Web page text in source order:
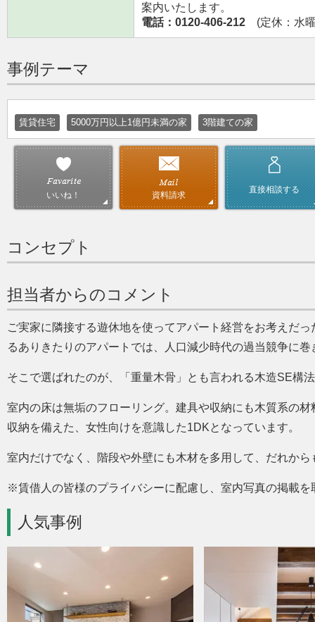
案内いたします。
電話：0120-406-212 (定休：水
事例テーマ
賃貸住宅 5000万円以上1億円未満の家 3階建ての家
いいね！ 資料請求
直接相談する
コンセプト
担当者からのコメント
ご実家に隣接する遊休地を使ってアパート経営をお考えだ
るありきたりのアパートでは、人口減少時代の過当競争に
そこで選ばれたのが、 重量木骨 とも言われる木造SE構
室内の床は無垢のフローリング。建具や収納にも木質系の
収納を備えた、女性向けを意識した1DKとなっています。
室内だけでなく、階段や外壁にも木材を多用して、だれか
※賃借人の皆様のプライバシーに配慮し、室内写真の掲載を
人気事例